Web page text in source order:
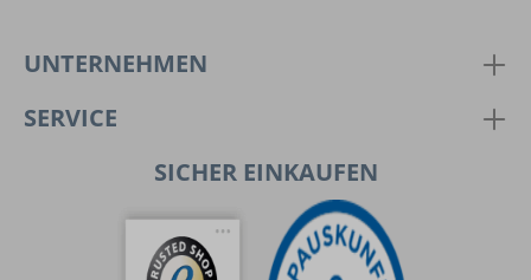
UNTERNEHMEN
SERVICE
SICHER EINKAUFEN